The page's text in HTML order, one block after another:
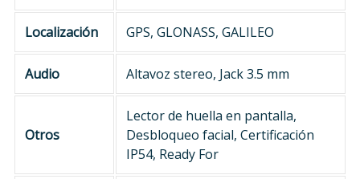
Localización GPS, GLONASS, GALILEO
Audio Altavoz stereo, Jack 3.5 mm
Otros
Lector de huella en pantalla,
Desbloqueo facial, Certificación
IP54, Ready For